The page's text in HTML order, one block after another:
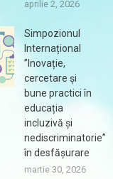
aprilie 2, 2026
Simpozionul
Internațional
”Inovație,
cercetare și
bune practici în
educația
incluzivă și
nediscriminatorie”
în desfășurare
martie 30, 2026